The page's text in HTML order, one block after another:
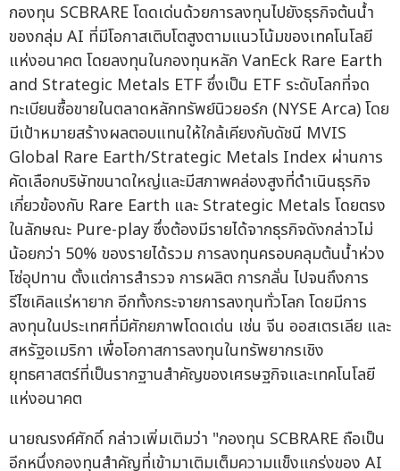
กองทุน SCBRARE โดดเด่นด้วยการลงทุนไปยังธุรกิจต้นน้ำ
ของกลุ่ม AI ที่มีโอกาสเติบโตสูงตามแนวโน้มของเทคโนโลยี
แห่งอนาคต โดยลงทุนในกองทุนหลัก VanEck Rare Earth
and Strategic Metals ETF ซึ่งเป็น ETF ระดับโลกที่จด
ทะเบียนซื้อขายในตลาดหลักทรัพย์นิวยอร์ก (NYSE Arca) โดย
มีเป้าหมายสร้างผลตอบแทนให้ใกล้เคียงกับดัชนี MVIS
Global Rare Earth/Strategic Metals Index ผ่านการ
คัดเลือกบริษัทขนาดใหญ่และมีสภาพคล่องสูงที่ดำเนินธุรกิจ
เกี่ยวข้องกับ Rare Earth และ Strategic Metals โดยตรง
ในลักษณะ Pure-play ซึ่งต้องมีรายได้จากธุรกิจดังกล่าวไม่
น้อยกว่า 50% ของรายได้รวม การลงทุนครอบคลุมต้นน้ำห่วง
โซ่อุปทาน ตั้งแต่การสำรวจ การผลิต การกลั่น ไปจนถึงการ
รีไซเคิลแร่หายาก อีกทั้งกระจายการลงทุนทั่วโลก โดยมีการ
ลงทุนในประเทศที่มีศักยภาพโดดเด่น เช่น จีน ออสเตรเลีย และ
สหรัฐอเมริกา เพื่อโอกาสการลงทุนในทรัพยากรเชิง
ยุทธศาสตร์ที่เป็นรากฐานสำคัญของเศรษฐกิจและเทคโนโลยี
แห่งอนาคต
นายณรงค์ศักดิ์ กล่าวเพิ่มเติมว่า "กองทุน SCBRARE ถือเป็น
อีกหนึ่งกองทุนสำคัญที่เข้ามาเติมเต็มความแข็งแกร่งของ AI